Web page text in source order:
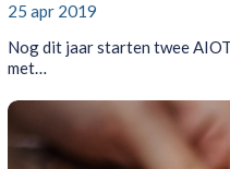
25 apr 2019
Nog dit jaar starten twee
met…